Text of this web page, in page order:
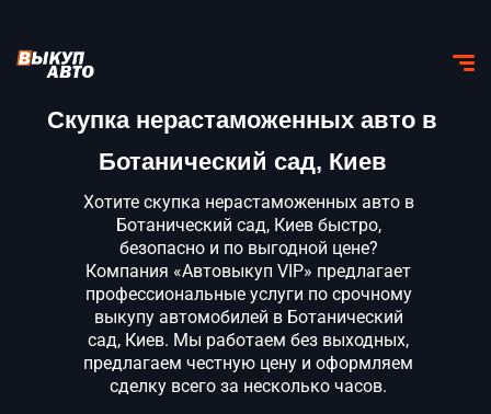
Скупка нерастаможенных авто в
Ботанический сад, Киев
Хотите скупка нерастаможенных авто в
Ботанический сад, Киев быстро,
безопасно и по выгодной цене?
Компания «Автовыкуп VIP» предлагает
профессиональные услуги по срочному
выкупу автомобилей в Ботанический
сад, Киев. Мы работаем без выходных,
предлагаем честную цену и оформляем
сделку всего за несколько часов.